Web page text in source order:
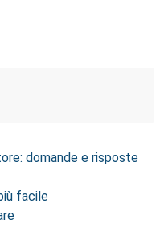
domande e risposte
facile